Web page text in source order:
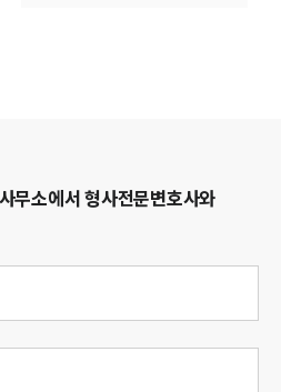
무소에서 형사전문변호사와